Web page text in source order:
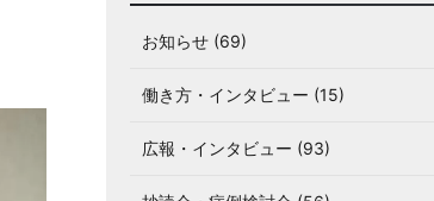
お知らせ (69)
働き方・インタビュー (15)
広報・インタビュー (93)